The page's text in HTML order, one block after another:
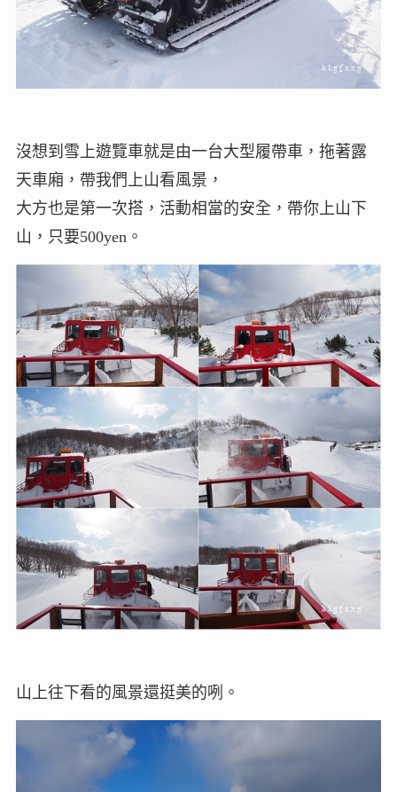
沒想到雪上遊覽車就是由一台大型履帶車，拖著露
天車廂，帶我們上山看風景，
大方也是第一次搭，活動相當的安全，帶你上山下
山，只要500yen。
山上往下看的風景還挺美的咧。